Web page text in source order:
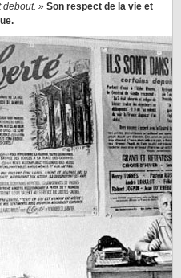
debout. » Son respect de la vie et